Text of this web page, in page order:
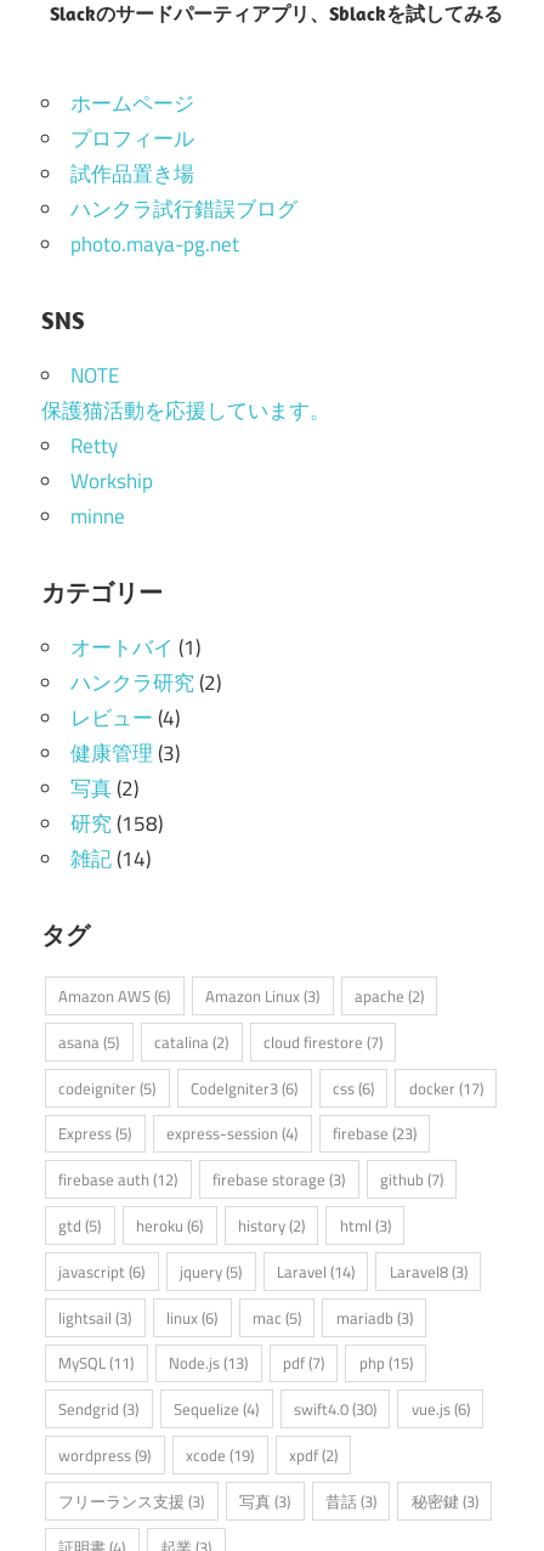
ビ
ー
シ
ョ
ン
Slackのサードパーティアプリ、Sblackを試してみる
ホームページ
プロフィール
試作品置き場
ハンクラ試行錯誤ブログ
photo.maya-pg.net
SNS
NOTE
保護猫活動を応援しています。
Retty
Workship
minne
カテゴリー
オートバイ (1)
ハンクラ研究(2)
レビュー(4)
健康管理(3)
写真(2)
研究(158)
雑記(14)
タグ
Amazon AWS(6) Amazon Linux(3) apache (2)
asana (5) catalina (2) cloud firestore (7)
codeigniter (5) CodeIgniter3(6) css(6) docker (17)
Express(5) express-session (4) firebase (23)
firebase auth (12) firebase storage (3) github (7)
gtd (5) heroku (6) history(2) html (3)
javascript(6) jquery(5) Laravel (14) Laravel8(3)
lightsail (3) linux(6) mac (5) mariadb (3)
MySQL(11) Node.js(13) pdf(7) php(15)
Sendgrid (3) Sequelize (4) swift4.0(30) vue.js(6)
wordpress(9) xcode (19) xpdf(2)
フリーランス支援 (3) 写真(3) 昔話(3) 秘密鍵 (3)